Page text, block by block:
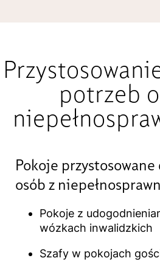
potrzeb
Pokoje
osób z
Pokoje z
wózkach inwalidzkich
Szafy w pokojach